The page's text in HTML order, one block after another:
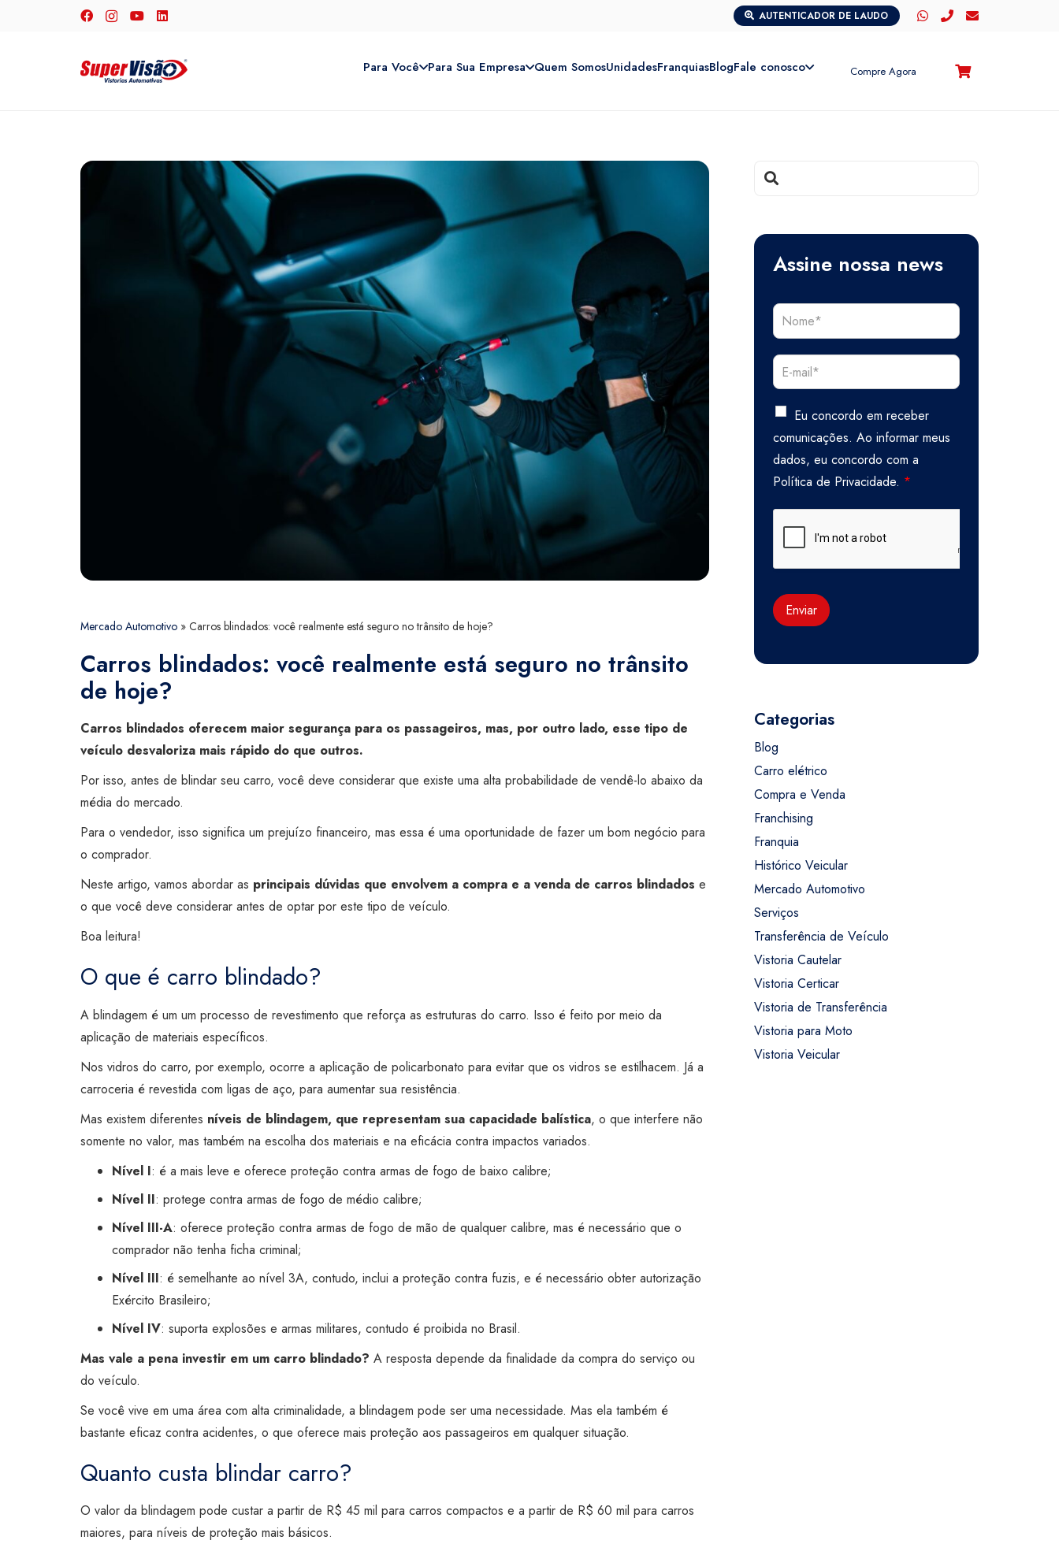
AUTENTICADOR DE LAUDO
Para Você Para Sua Empresa Quem SomosUnidadesFranquiasBlogFale conosco Compre Agora
Mercado Automotivo » Carros blindados: você realmente está seguro no trânsito de hoje?
Carros blindados: você realmente está seguro no trânsito
de hoje?
Carros blindados oferecem maior segurança para os passageiros, mas, por outro lado, esse tipo de
veículo desvaloriza mais rápido do que outros.
Por isso, antes de blindar seu carro, você deve considerar que existe uma alta probabilidade de vendê-lo abaixo da
média do mercado.
Para o vendedor, isso significa um prejuízo financeiro, mas essa é uma oportunidade de fazer um bom negócio para
o comprador.
Neste artigo, vamos abordar as principais dúvidas que envolvem a compra e a venda de carros blindados e
o que você deve considerar antes de optar por este tipo de veículo.
Boa leitura!
O que é carro blindado?
A blindagem é um um processo de revestimento que reforça as estruturas do carro. Isso é feito por meio da
aplicação de materiais específicos.
Nos vidros do carro, por exemplo, ocorre a aplicação de policarbonato para evitar que os vidros se estilhacem. Já a
carroceria é revestida com ligas de aço, para aumentar sua resistência.
Mas existem diferentes níveis de blindagem, que representam sua capacidade balística, o que interfere não
somente no valor, mas também na escolha dos materiais e na eficácia contra impactos variados.
Nível I: é a mais leve e oferece proteção contra armas de fogo de baixo calibre;
Nível II: protege contra armas de fogo de médio calibre;
Nível III-A: oferece proteção contra armas de fogo de mão de qualquer calibre, mas é necessário que o
comprador não tenha ficha criminal;
Nível III: é semelhante ao nível 3A, contudo, inclui a proteção contra fuzis, e é necessário obter autorização
Exército Brasileiro;
Nível IV: suporta explosões e armas militares, contudo é proibida no Brasil.
Mas vale a pena investir em um carro blindado? A resposta depende da finalidade da compra do serviço ou
do veículo.
Se você vive em uma área com alta criminalidade, a blindagem pode ser uma necessidade. Mas ela também é
bastante eficaz contra acidentes, o que oferece mais proteção aos passageiros em qualquer situação.
Quanto custa blindar carro?
O valor da blindagem pode custar a partir de R$ 45 mil para carros compactos e a partir de R$ 60 mil para carros
maiores, para níveis de proteção mais básicos.
Assine nossa news
Eu concordo em receber
comunicações. Ao informar meus
dados, eu concordo com a
Política de Privacidade. *
Enviar
Categorias
Blog
Carro elétrico
Compra e Venda
Franchising
Franquia
Histórico Veicular
Mercado Automotivo
Serviços
Transferência de Veículo
Vistoria Cautelar
Vistoria Certicar
Vistoria de Transferência
Vistoria para Moto
Vistoria Veicular